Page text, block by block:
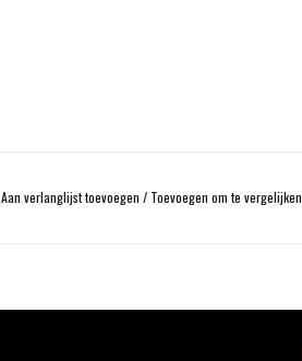
Aan verlanglijst toevoegen / Toevoegen om te vergelijken